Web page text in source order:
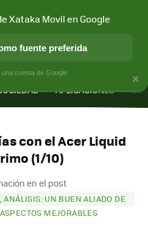
APLICACIONES
con el Acer Liquid
(1/10)
en el post
UN BUEN ALIADO DE
MEJORABLES
×
Xataka Movil en Google
fuente preferida
cuenta de Google